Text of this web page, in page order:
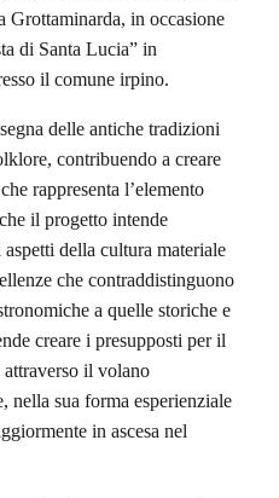
in occasione
di Santa Lucia” in
il comune irpino.
delle antiche tradizioni
contribuendo a creare
rappresenta l’elemento
il progetto intende
della cultura materiale
che contraddistinguono
a quelle storiche e
creare i presupposti per il
il volano
nella sua forma esperienziale
in ascesa nel